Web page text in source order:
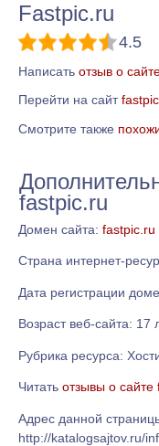
Fastpic.ru
4.5
Написать отзыв о
Перейти на сайт
Смотрите также
fastpic.ru
Домен сайта: fastpic.ru
Страна интернет-
Дата регистрации
Возраст веб-сайта: 17
Рубрика ресурса:
Читать отзывы о сайте
Адрес данной
http://katalogsajtov.ru/